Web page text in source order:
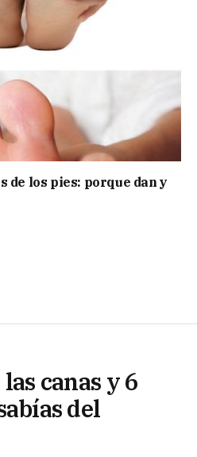
de los pies: porque dan y
canas y 6
del